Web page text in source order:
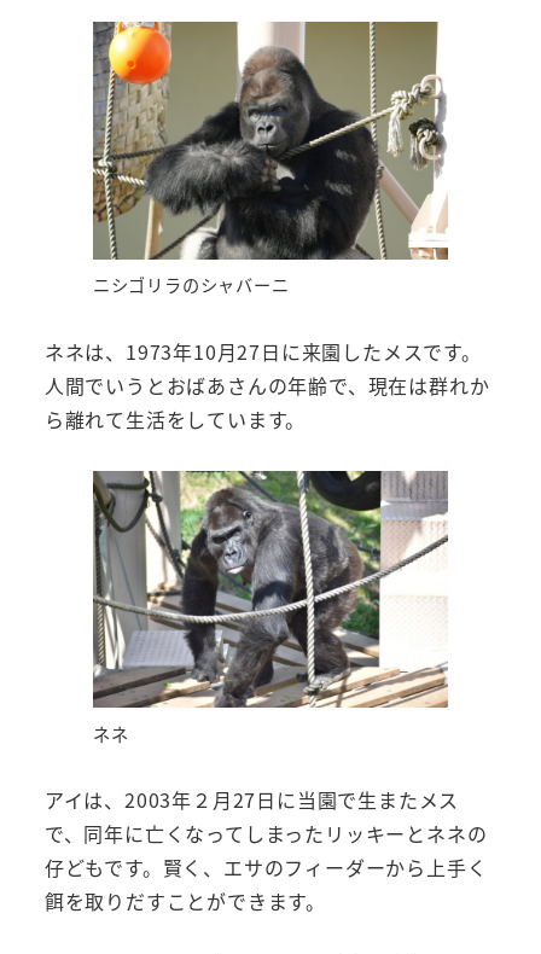
ニシゴリラのシャバーニ
ネネは、1973年10月27日に来園したメスです。
人間でいうとおばあさんの年齢で、現在は群れか
ら離れて生活をしています。
ネネ
アイは、2003年２月27日に当園で生またメス
で、同年に亡くなってしまったリッキーとネネの
仔どもです。賢く、エサのフィーダーから上手く
餌を取りだすことができます。